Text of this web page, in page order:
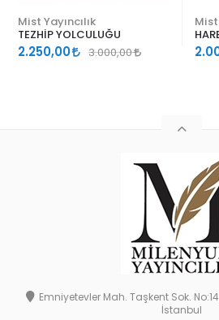
Mist Yayıncılık
TEZHİP YOLCULUĞU
2.250,00 3.000,00
Mist
Emniyetevler Mah. Taşkent Sok.
İstanbul